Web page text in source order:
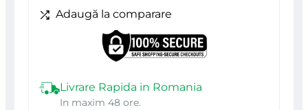
Livrare Rapida in Romania
In maxim 48 ore.
M14,
Beorol
Adaugă la comparare